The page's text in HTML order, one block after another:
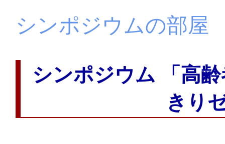
シンポジウムの部屋
シンポジウム 「高
きり